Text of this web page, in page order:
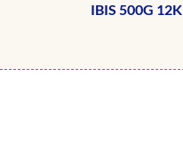
IBIS 500G 12K